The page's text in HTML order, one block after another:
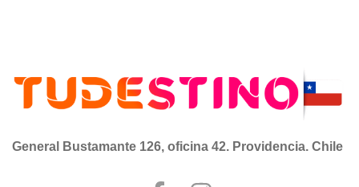
General Bustamante 126, oficina 42. Providencia. Chile